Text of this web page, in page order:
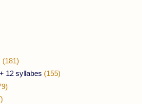
(181)
12 syllabes (155)